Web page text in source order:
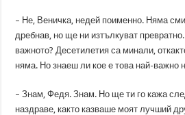
– Не, Веничка, недей поименно. Няма
дребнав, но ще ни изтълкуват
важното? Десетилетия са минали,
няма. Но знаеш ли кое е това най-важно
– Знам, Федя. Знам. Но ще ти го кажа
наздраве, както казваше моят лучший